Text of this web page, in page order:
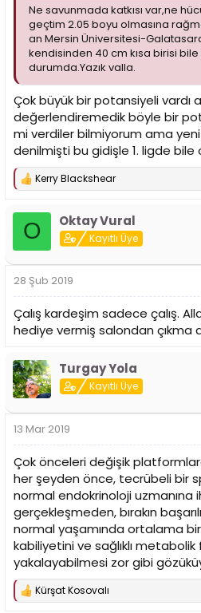
Ne savunmada katkısı var,ne
geçtim 2.05 boyu olmasına
an Mersin Üniversitesi-
kendisinden 40 cm kısa birisi
durumda.Yazık valla.
Çok büyük bir potansiyeli vardı
değerlendiremedik böyle bir
mi verdiler bilmiyorum ama
denilmişti bu gidişle 1. ligde bile
T
:
Kerry Blackshear
O Oktay Vural
Kayıtlı Üye
28 Şub 2019
Çalış kardeşim sadece çalış.
hediye vermiş salondan çıkma
Turgay Yola
Kayıtlı Üye
13 Mar 2019
Çok önceleri değişik
her şeyden önce, tecrübeli bir
normal endokrinoloji uzmanına
gerçekleşmeden, bırakın
normal yaşamında ortalama
kabiliyetini ve sağlıklı metabolik
yakalayabilmesi zor gibi
T
Kürşat Kosovalı